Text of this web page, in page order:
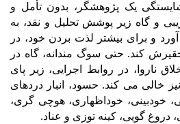
یک پژوهشگر، بدون تأمل و
و گاه زیر پوشش تحلیل و نقد، به
و برای بیشتر لذت بردن خود، در
کند. حتی سوگ مندانه، گاه در
ناروا، در روابط اجرایی، زیر پای
خالی می کند. حسود، انبار دردهای
خودبینی، خوداظهاری، هوچی گری،
دروغ گویی، کینه توزی و عناد.